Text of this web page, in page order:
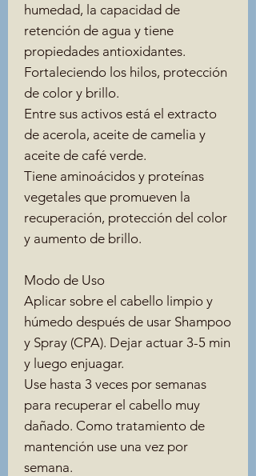
humedad, la capacidad de
retención de agua y tiene
propiedades antioxidantes.
Fortaleciendo los hilos, protección
de color y brillo.
Entre sus activos está el extracto
de acerola, aceite de camelia y
aceite de café verde.
Tiene aminoácidos y proteínas
vegetales que promueven la
recuperación, protección del color
y aumento de brillo.
Modo de Uso
Aplicar sobre el cabello limpio y
húmedo después de usar Shampoo
y Spray (CPA). Dejar actuar 3-5 min
y luego enjuagar.
Use hasta 3 veces por semanas
para recuperar el cabello muy
dañado. Como tratamiento de
mantención use una vez por
semana.